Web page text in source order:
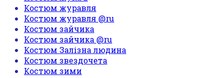
Костюм журавля
Костюм журавля @ru
Костюм зайчика
Костюм зайчика @ru
Костюм Залізна людина
Костюм звездочета
Костюм зими